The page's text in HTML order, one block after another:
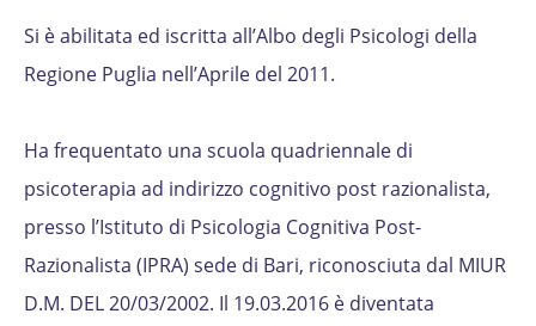
Si è abilitata ed iscritta all’Albo degli Psicologi della
Regione Puglia nell’Aprile del 2011.
Ha frequentato una scuola quadriennale di
psicoterapia ad indirizzo cognitivo post razionalista,
presso l’Istituto di Psicologia Cognitiva Post-
Razionalista (IPRA) sede di Bari, riconosciuta dal MIUR
D.M. DEL 20/03/2002. Il 19.03.2016 è diventata